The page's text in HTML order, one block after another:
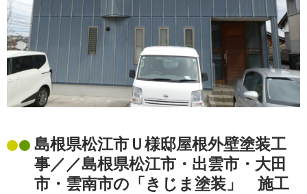
島根県松江市Ｕ様邸屋根外壁塗装工
事／／島根県松江市・出雲市・大田
市・雲南市の「きじま塗装」 施工